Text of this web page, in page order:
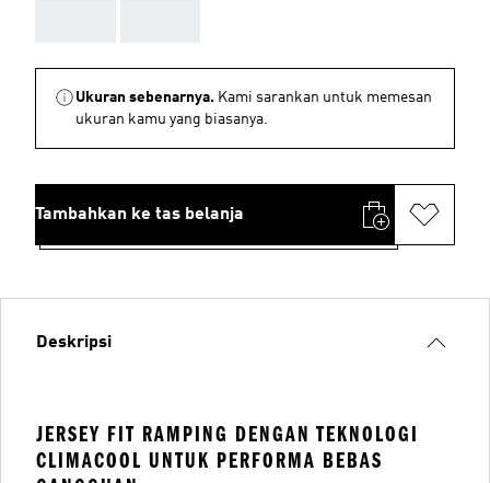
Ukuran sebenarnya. Kami sarankan untuk memesan
ukuran kamu yang biasanya.
Tambahkan ke tas belanja
Deskripsi
JERSEY FIT RAMPING DENGAN TEKNOLOGI
CLIMACOOL UNTUK PERFORMA BEBAS